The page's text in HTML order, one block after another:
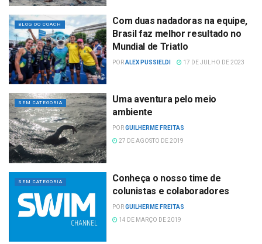
BLOG DO COACH
Com duas nadadoras na equipe,
Brasil faz melhor resultado no
Mundial de Triatlo
PORALEX PUSSIELDI 17 DE JULHO DE 2023
SEM CATEGORIA
Uma aventura pelo meio
ambiente
PORGUILHERME FREITAS
27 DE AGOSTO DE 2019
SEM CATEGORIA
Conheça o nosso time de
colunistas e colaboradores
PORGUILHERME FREITAS
14 DE MARÇO DE 2019